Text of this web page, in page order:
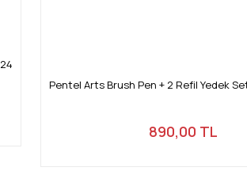
Pentel Arts Brush Pen + 2 Refil Yedek
890,00 TL